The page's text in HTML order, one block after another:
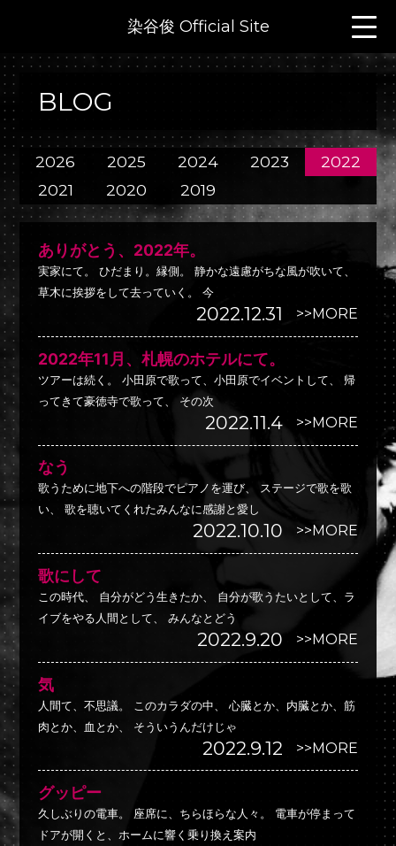
染谷俊 Official Site
BLOG
2026 2025 2024 2023
2022
2021
2020 2019
ありがとう、2022年。
実家にて。 ひだまり。縁側。 静かな遠慮がちな風が吹いて、
草木に挨拶をして去っていく。 今
2022.12.31 >>MORE
2022年11月、札幌のホテルにて。
ツアーは続く。 小田原で歌って、小田原でイベントして、 帰
ってきて豪徳寺で歌って、 その次
2022.11.4 >>MORE
なう
歌うために地下への階段でピアノを運び、 ステージで歌を歌
い、 歌を聴いてくれたみんなに感謝と愛し
2022.10.10 >>MORE
歌にして
この時代、 自分がどう生きたか、 自分が歌うたいとして、ラ
イブをやる人間として、 みんなとどう
2022.9.20 >>MORE
気
人間て、不思議。 このカラダの中、 心臓とか、内臓とか、筋
肉とか、血とか、 そういうんだけじゃ
2022.9.12 >>MORE
グッピー
久しぶりの電車。 座席に、ちらほらな人々。 電車が停まって
ドアが開くと、ホームに響く乗り換え案内